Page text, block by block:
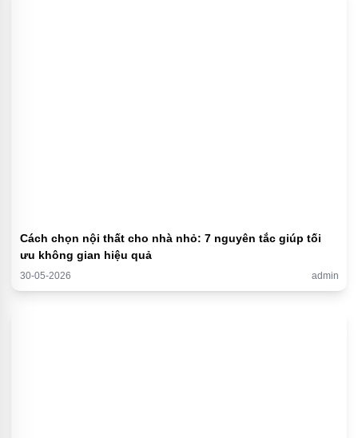
Cách chọn nội thất cho nhà nhỏ: 7 nguyên tắc giúp tối
ưu không gian hiệu quả
30-05-2026 admin